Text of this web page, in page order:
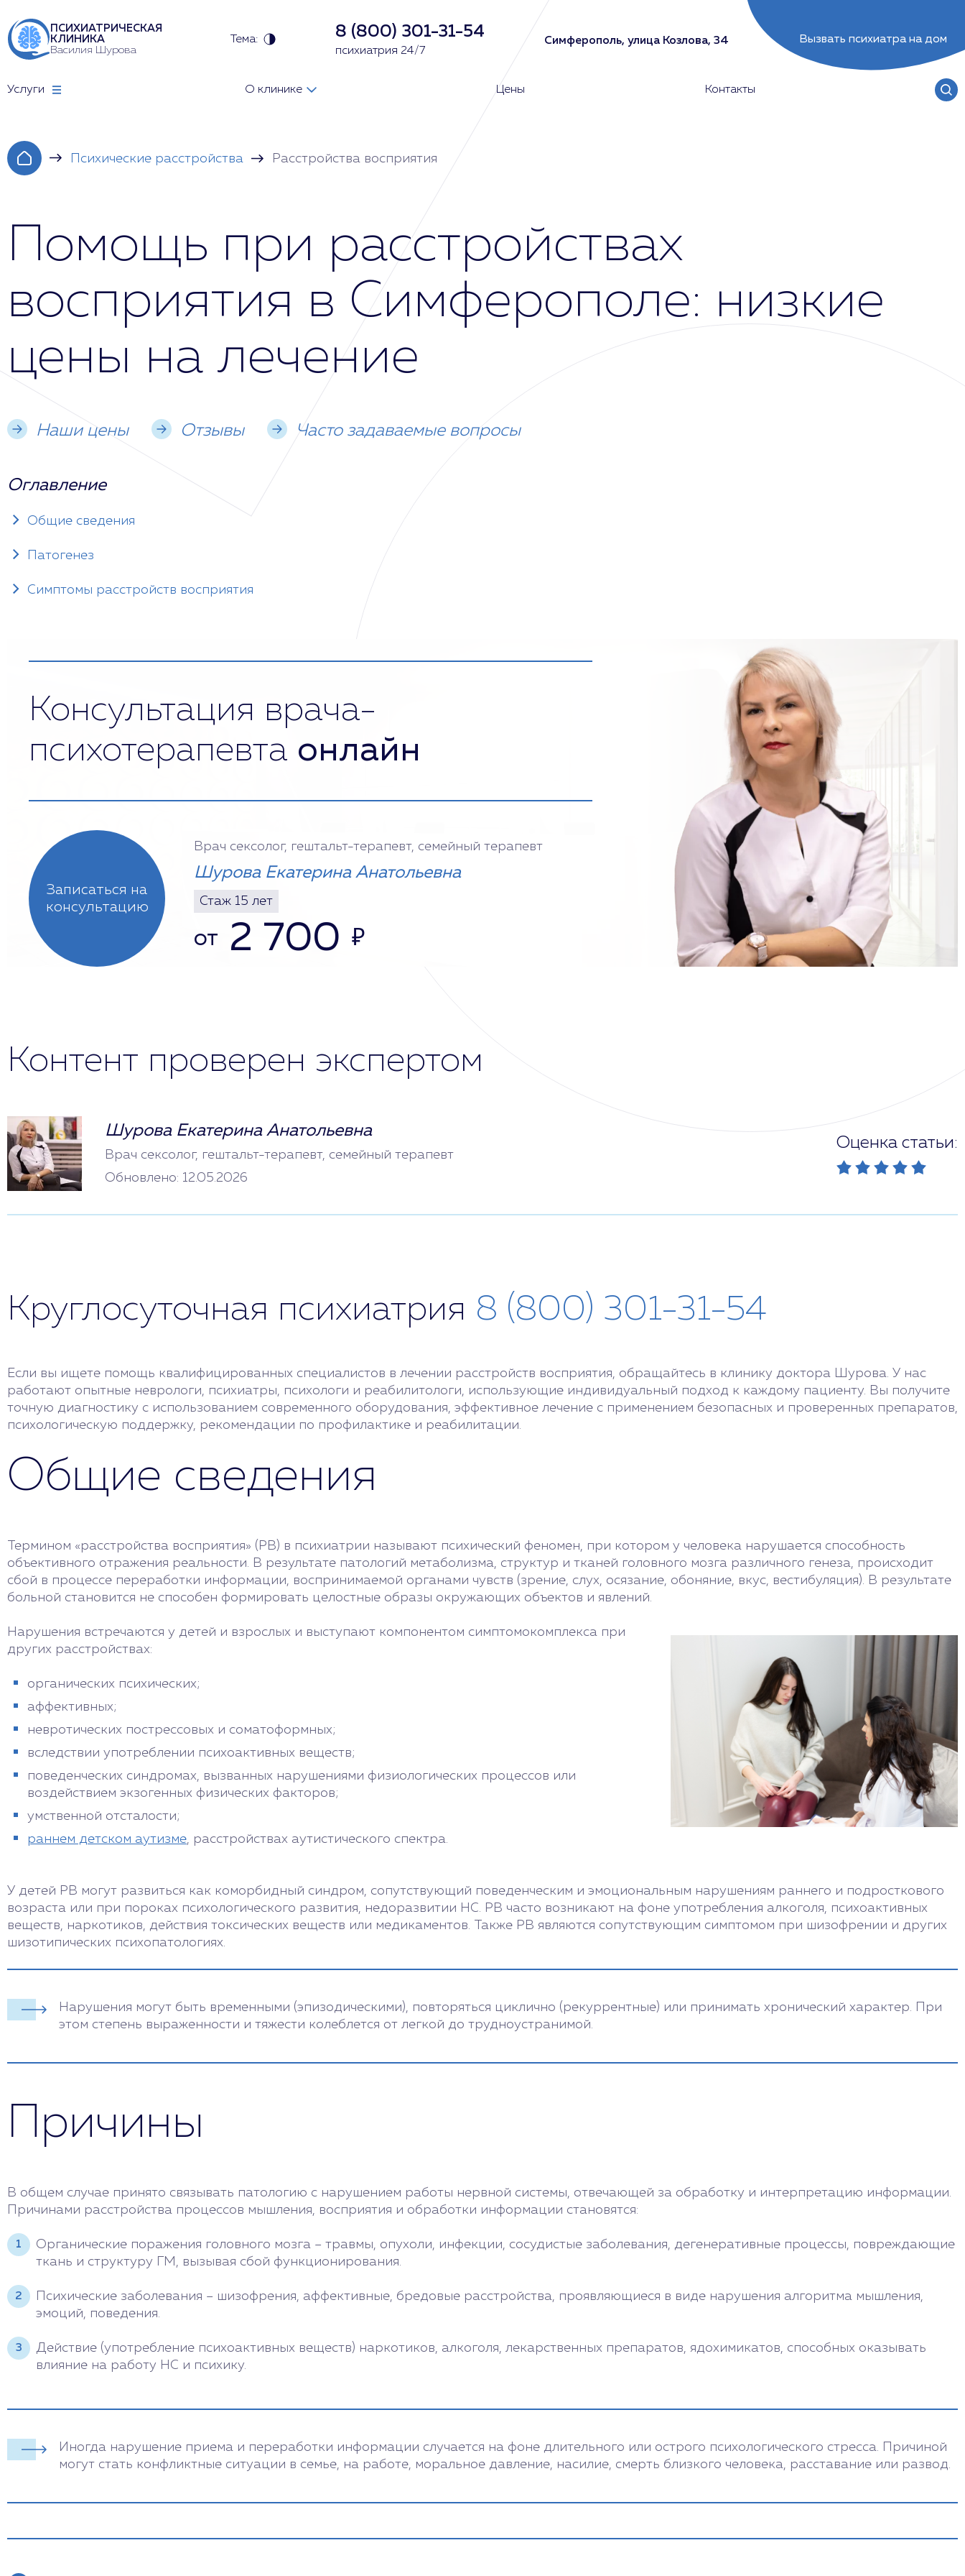
ПСИХИАТРИЧЕСКАЯ
КЛИНИКА
Василия Шурова
Тема: 8 (800) 301-31-54
психиатрия 24/7
Симферополь, улица Козлова, 34 Вызвать психиатра на дом
Услуги О клинике Цены Контакты
Психические расстройства Расстройства восприятия
Помощь при расстройствах
восприятия в Симферополе: низкие
цены на лечение
Наши цены Отзывы Часто задаваемые вопросы
Оглавление
Общие сведения
Патогенез
Симптомы расстройств восприятия
Консультация врача-
психотерапевта онлайн
Записаться на
консультацию
Врач сексолог, гештальт-терапевт, семейный терапевт
Шурова Екатерина Анатольевна
Стаж 15 лет
от 2 700 ₽
Контент проверен экспертом
Шурова Екатерина Анатольевна
Врач сексолог, гештальт-терапевт, семейный терапевт
Обновлено: 12.05.2026
Оценка статьи:
Круглосуточная психиатрия 8 (800) 301-31-54
Если вы ищете помощь квалифицированных специалистов в лечении расстройств восприятия, обращайтесь в клинику доктора Шурова. У нас
работают опытные неврологи, психиатры, психологи и реабилитологи, использующие индивидуальный подход к каждому пациенту. Вы получите
точную диагностику с использованием современного оборудования, эффективное лечение с применением безопасных и проверенных препаратов,
психологическую поддержку, рекомендации по профилактике и реабилитации.
Общие сведения
Термином «расстройства восприятия» (РВ) в психиатрии называют психический феномен, при котором у человека нарушается способность
объективного отражения реальности. В результате патологий метаболизма, структур и тканей головного мозга различного генеза, происходит
сбой в процессе переработки информации, воспринимаемой органами чувств (зрение, слух, осязание, обоняние, вкус, вестибуляция). В результате
больной становится не способен формировать целостные образы окружающих объектов и явлений.
Нарушения встречаются у детей и взрослых и выступают компонентом симптомокомплекса при
других расстройствах:
органических психических;
аффективных;
невротических пострессовых и соматоформных;
вследствии употреблении психоактивных веществ;
поведенческих синдромах, вызванных нарушениями физиологических процессов или
воздействием экзогенных физических факторов;
умственной отсталости;
раннем детском аутизме, расстройствах аутистического спектра.
У детей РВ могут развиться как коморбидный синдром, сопутствующий поведенческим и эмоциональным нарушениям раннего и подросткового
возраста или при пороках психологического развития, недоразвитии НС. РВ часто возникают на фоне употребления алкоголя, психоактивных
веществ, наркотиков, действия токсических веществ или медикаментов. Также РВ являются сопутствующим симптомом при шизофрении и других
шизотипических психопатологиях.
Нарушения могут быть временными (эпизодическими), повторяться циклично (рекуррентные) или принимать хронический характер. При
этом степень выраженности и тяжести колеблется от легкой до трудноустранимой.
Причины
В общем случае принято связывать патологию с нарушением работы нервной системы, отвечающей за обработку и интерпретацию информации.
Причинами расстройства процессов мышления, восприятия и обработки информации становятся:
Органические поражения головного мозга – травмы, опухоли, инфекции, сосудистые заболевания, дегенеративные процессы, повреждающие
ткань и структуру ГМ, вызывая сбой функционирования.
Психические заболевания – шизофрения, аффективные, бредовые расстройства, проявляющиеся в виде нарушения алгоритма мышления,
эмоций, поведения.
Действие (употребление психоактивных веществ) наркотиков, алкоголя, лекарственных препаратов, ядохимикатов, способных оказывать
влияние на работу НС и психику.
Иногда нарушение приема и переработки информации случается на фоне длительного или острого психологического стресса. Причиной
могут стать конфликтные ситуации в семье, на работе, моральное давление, насилие, смерть близкого человека, расставание или развод.